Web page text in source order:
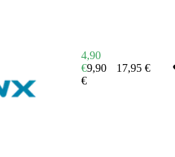
4,90
€9,90
€
17,95 €